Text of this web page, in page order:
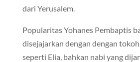
dari Yerusalem.
Popularitas Yohanes Pembaptis
disejajarkan dengan dengan
seperti Elia, bahkan nabi yang